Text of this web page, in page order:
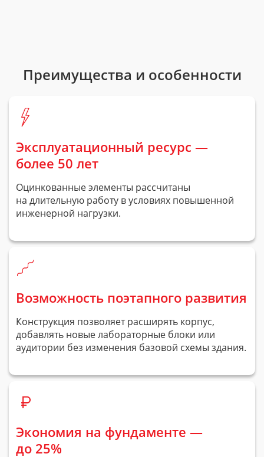
Преимущества и особенности
Эксплуатационный ресурс —
более 50 лет
Оцинкованные элементы рассчитаны
на длительную работу в условиях повышенной
инженерной нагрузки.
Возможность поэтапного развития
Конструкция позволяет расширять корпус,
добавлять новые лабораторные блоки или
аудитории без изменения базовой схемы здания.
Экономия на фундаменте —
до 25%